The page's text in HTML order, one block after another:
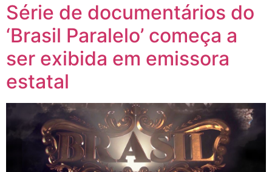
Série de documentários do
‘Brasil Paralelo’ começa a
ser exibida em emissora
estatal